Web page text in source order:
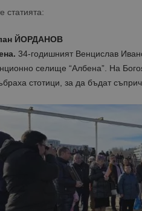
статията:
ЙОРДАНОВ
34-годишният Венцислав
селище “Албена”. На
стотици, за да бъдат